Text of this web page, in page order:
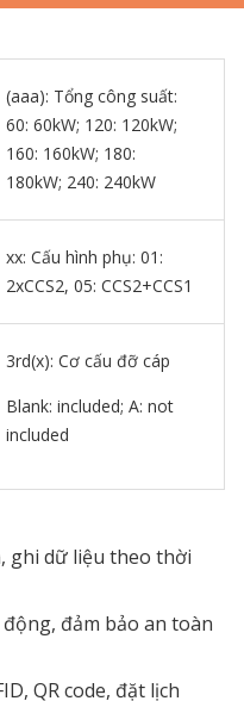
(aaa): Tổng công suất:
60: 60kW; 120: 120kW;
160: 160kW; 180:
180kW; 240: 240kW
xx: Cấu hình phụ: 01:
2xCCS2, 05: CCS2+CCS1
3rd(x): Cơ cấu đỡ cáp
Blank: included; A: not
included
ghi dữ liệu theo thời
đảm bảo an toàn
QR code, đặt lịch